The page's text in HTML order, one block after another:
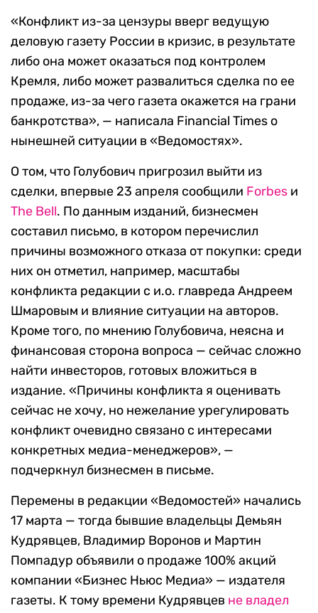
«Конфликт из-за цензуры вверг ведущую
деловую газету России в кризис, в результате
либо она может оказаться под контролем
Кремля, либо может развалиться сделка по ее
продаже, из-за чего газета окажется на грани
банкротства», — написала Financial Times о
нынешней ситуации в «Ведомостях».
О том, что Голубович пригрозил выйти из
сделки, впервые 23 апреля сообщили Forbes и
The Bell. По данным изданий, бизнесмен
составил письмо, в котором перечислил
причины возможного отказа от покупки: среди
них он отметил, например, масштабы
конфликта редакции с и.о. главреда Андреем
Шмаровым и влияние ситуации на авторов.
Кроме того, по мнению Голубовича, неясна и
финансовая сторона вопроса — сейчас сложно
найти инвесторов, готовых вложиться в
издание. «Причины конфликта я оценивать
сейчас не хочу, но нежелание урегулировать
конфликт очевидно связано с интересами
конкретных медиа-менеджеров», —
подчеркнул бизнесмен в письме.
Перемены в редакции «Ведомостей» начались
17 марта — тогда бывшие владельцы Демьян
Кудрявцев, Владимир Воронов и Мартин
Помпадур объявили о продаже 100% акций
компании «Бизнес Ньюс Медиа» — издателя
газеты. К тому времени Кудрявцев не владел